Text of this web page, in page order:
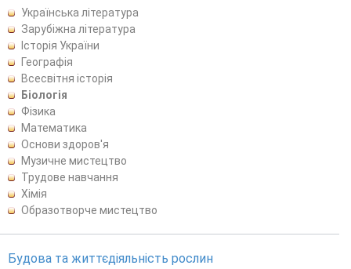
Українська література
Зарубіжна література
Історія України
Географія
Всесвітня історія
Біологія
Фізика
Математика
Основи здоров'я
Музичне мистецтво
Трудове навчання
Хімія
Образотворче мистецтво
Будова та життєдіяльність рослин